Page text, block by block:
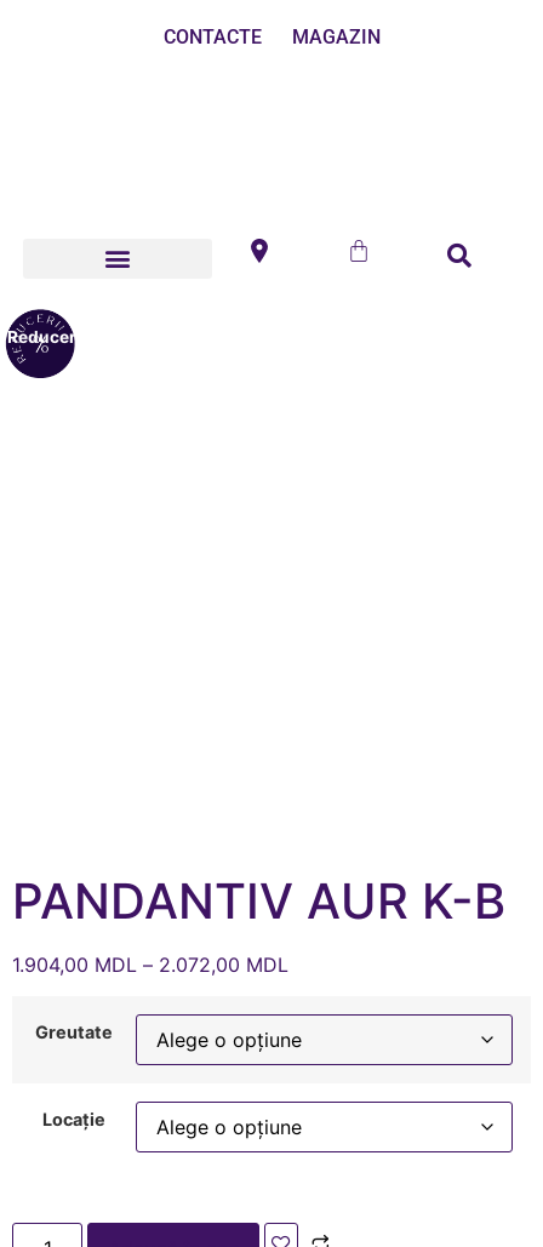
CONTACTE MAGAZIN
Reduceri!
PANDANTIV AUR K-B
1.904,00 MDL – 2.072,00 MDL
Greutate
Locație